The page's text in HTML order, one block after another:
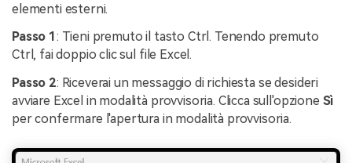
elementi esterni.
Passo 1 : Tieni premuto il tasto Ctrl. Tenendo premuto
Ctrl, fai doppio clic sul file Excel.
Passo 2: Riceverai un messaggio di richiesta se desideri
avviare Excel in modalità provvisoria. Clicca sull'opzione Sì
per confermare l'apertura in modalità provvisoria.